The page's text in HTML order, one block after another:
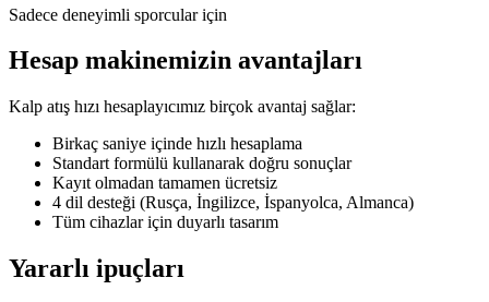
Sadece deneyimli sporcular için
Hesap makinemizin avantajları
Kalp atış hızı hesaplayıcımız birçok avantaj sağlar:
Birkaç saniye içinde hızlı hesaplama
Standart formülü kullanarak doğru sonuçlar
Kayıt olmadan tamamen ücretsiz
4 dil desteği (Rusça, İngilizce, İspanyolca, Almanca)
Tüm cihazlar için duyarlı tasarım
Yararlı ipuçları